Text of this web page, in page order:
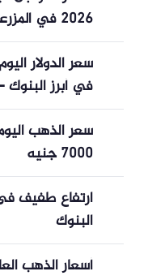
2026 في المزرعة
في أبرز البنوك
7000 جنيه
ارتفاع طفيف
البنوك
أسعار الذهب